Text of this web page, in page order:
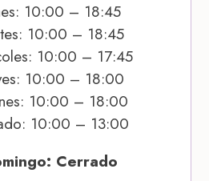
10:00 – 18:45
10:00 – 18:45
10:00 – 17:45
10:00 – 18:00
10:00 – 18:00
10:00 – 13:00
Cerrado